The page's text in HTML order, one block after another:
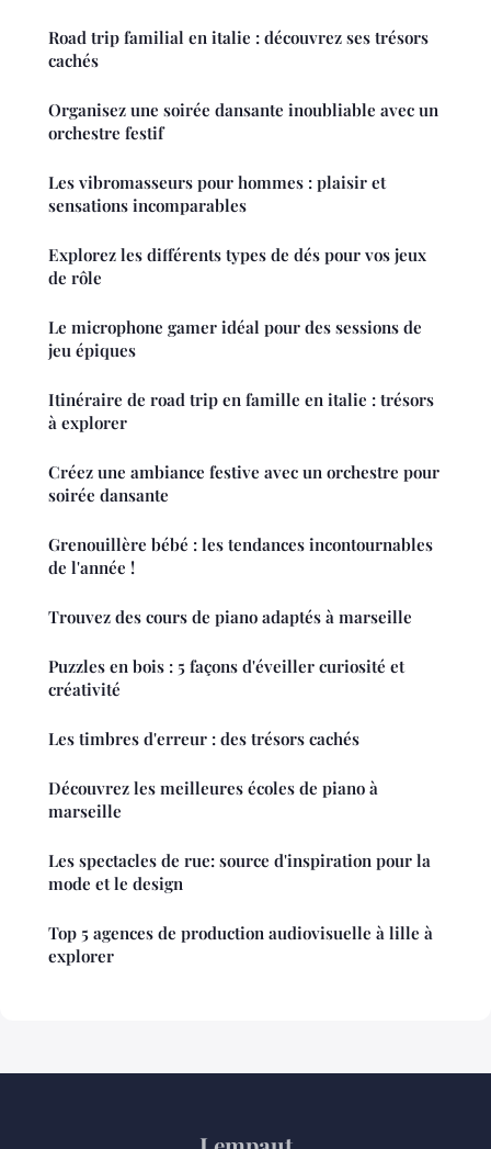
Road trip familial en italie : découvrez ses trésors
cachés
Organisez une soirée dansante inoubliable avec un
orchestre festif
Les vibromasseurs pour hommes : plaisir et
sensations incomparables
Explorez les différents types de dés pour vos jeux
de rôle
Le microphone gamer idéal pour des sessions de
jeu épiques
Itinéraire de road trip en famille en italie : trésors
à explorer
Créez une ambiance festive avec un orchestre pour
soirée dansante
Grenouillère bébé : les tendances incontournables
de l'année !
Trouvez des cours de piano adaptés à marseille
Puzzles en bois : 5 façons d'éveiller curiosité et
créativité
Les timbres d'erreur : des trésors cachés
Découvrez les meilleures écoles de piano à
marseille
Les spectacles de rue: source d'inspiration pour la
mode et le design
Top 5 agences de production audiovisuelle à lille à
explorer